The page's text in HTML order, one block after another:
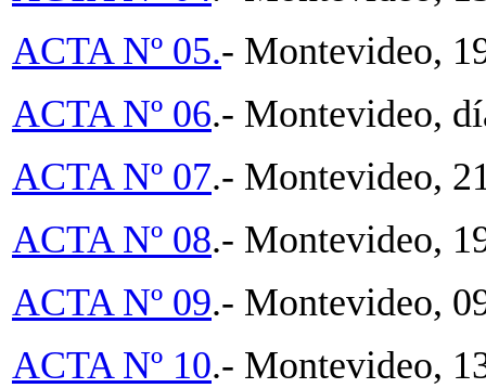
ACTA Nº 05.- Montevideo,
ACTA Nº 06.- Montevideo,
ACTA Nº 07.- Montevideo,
ACTA Nº 08.- Montevideo,
ACTA Nº 09.- Montevideo,
ACTA Nº 10.- Montevideo,